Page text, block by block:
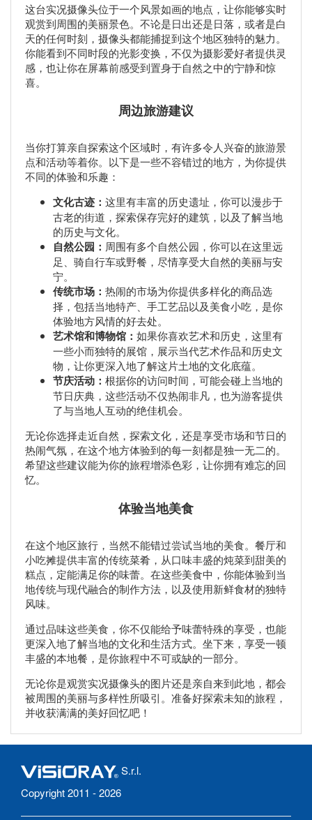
这台实况摄像头位于一个风景如画的地点，让你能够实时
观赏到周围的美丽景色。不论是日出还是日落，或者是白
天的任何时刻，摄像头都能捕捉到这个地区独特的魅力。
你能看到不同时段的光影变换，不仅为摄影爱好者提供灵
感，也让你在屏幕前感受到置身于自然之中的宁静和惊
喜。
周边旅游建议
当你打算亲自探索这个区域时，有许多令人兴奋的旅游景
点和活动等着你。以下是一些不容错过的地方，为你提供
不同的体验和乐趣：
文化古迹： 这里有丰富的历史遗址，你可以漫步于
古老的街道，探索保存完好的建筑，以及了解当地
的历史与文化。
自然公园： 周围有多个自然公园，你可以在这里远
足、骑自行车或野餐，尽情享受大自然的美丽与安
宁。
传统市场： 热闹的市场为你提供多样化的商品选
择，包括当地特产、手工艺品以及美食小吃，是你
体验地方风情的好去处。
艺术馆和博物馆： 如果你喜欢艺术和历史，这里有
一些小而独特的展馆，展示当代艺术作品和历史文
物，让你更深入地了解这片土地的文化底蕴。
节庆活动： 根据你的访问时间，可能会碰上当地的
节日庆典，这些活动不仅热闹非凡，也为游客提供
了与当地人互动的绝佳机会。
无论你选择走近自然，探索文化，还是享受市场和节日的
热闹气氛，在这个地方体验到的每一刻都是独一无二的。
希望这些建议能为你的旅程增添色彩，让你拥有难忘的回
忆。
体验当地美食
在这个地区旅行，当然不能错过尝试当地的美食。餐厅和
小吃摊提供丰富的传统菜肴，从口味丰盛的炖菜到甜美的
糕点，定能满足你的味蕾。在这些美食中，你能体验到当
地传统与现代融合的制作方法，以及使用新鲜食材的独特
风味。
通过品味这些美食，你不仅能给予味蕾特殊的享受，也能
更深入地了解当地的文化和生活方式。坐下来，享受一顿
丰盛的本地餐，是你旅程中不可或缺的一部分。
无论你是观赏实况摄像头的图片还是亲自来到此地，都会
被周围的美丽与多样性所吸引。准备好探索未知的旅程，
并收获满满的美好回忆吧！
S.r.l.
Copyright 2011 - 2026